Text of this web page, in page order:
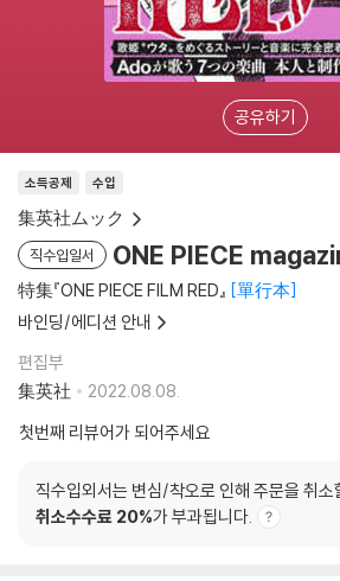
공유하기
소득공제 수입
集英社ムック
직수입일서 ONE PIECE
特集『ONE PIECE FILM RED』 單行本
바인딩/에디션 안내
편집부
集英社
2022.08.08.
첫번째 리뷰어가 되어주세요
직수입외서는 변심/착오로 인해 주문을 취소
취소수수료 20%가 부과됩니다.